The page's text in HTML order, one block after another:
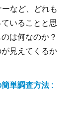
など、どれも
いることと思
は何なのか？
見えてくるか
単調査方法 :